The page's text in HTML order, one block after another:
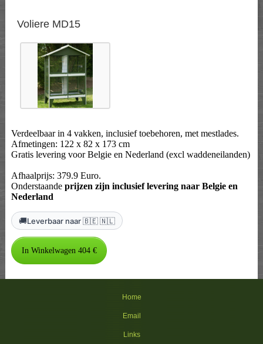
Voliere MD15
Verdeelbaar in 4 vakken, inclusief toebehoren, met mestlades.
Afmetingen: 122 x 82 x 173 cm
Gratis levering voor Belgie en Nederland (excl waddeneilanden)
Afhaalprijs: 379.9 Euro.
Onderstaande prijzen zijn inclusief levering naar Belgie en
Nederland
🚚Leverbaar naar 🇧🇪 🇳🇱
Home
Email
Links